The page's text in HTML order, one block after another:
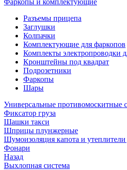
Фаркопы и комплектующие
Разъемы прицепа
Заглушки
Колпачки
Комплектующие для фаркопов
Комплекты электропроводки
Кронштейны под квадрат
Подрозетники
Фаркопы
Шары
Универсальные противомоскитные
Фиксатор груза
Шашки такси
Шприцы плунжерные
Шумоизоляция капота и утеплители
Фонари
Назад
Выхлопная система